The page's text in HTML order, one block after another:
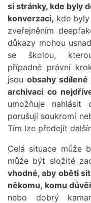
si stránky, kde byly
konverzaci, kde
zveřejněním
důkazy mohou
se školou,
případné právní
jsou obsahy
archivaci co
umožňuje nahlásit
porušují soukromí
Tím lze předejít
Celá situace může
může být složité
vhodné, aby oběti
někomu, komu
nebo dobrý